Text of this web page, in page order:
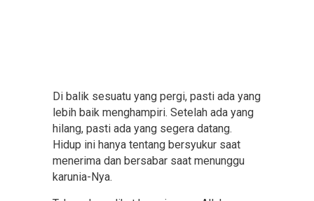
Di balik sesuatu yang pergi, pasti ada yang
lebih baik menghampiri. Setelah ada yang
hilang, pasti ada yang segera datang.
Hidup ini hanya tentang bersyukur saat
menerima dan bersabar saat menunggu
karunia-Nya.